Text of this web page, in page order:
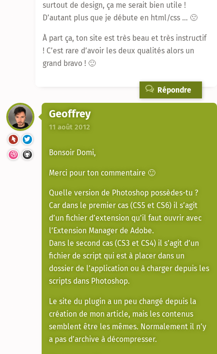
surtout de design, ça me serait bien utile !
D’autant plus que je débute en html/css … 🙁
À part ça, ton site est très beau et très instructif
! C’est rare d’avoir les deux qualités alors un
grand bravo ! 🙂
Répondre
Geoffrey
11 août 2012
Bonsoir Domi,
Merci pour ton commentaire 🙂
Quelle version de Photoshop possèdes-tu ?
Car dans le premier cas (CS5 et CS6) il s’agit
d’un fichier d’extension qu’il faut ouvrir avec
l’Extension Manager de Adobe.
Dans le second cas (CS3 et CS4) il s’agit d’un
fichier de script qui est à placer dans un
dossier de l’application ou à charger depuis les
scripts dans Photoshop.
Le site du plugin a un peu changé depuis la
création de mon article, mais les contenus
semblent être les mêmes. Normalement il n’y
a pas d’archive à décompresser.